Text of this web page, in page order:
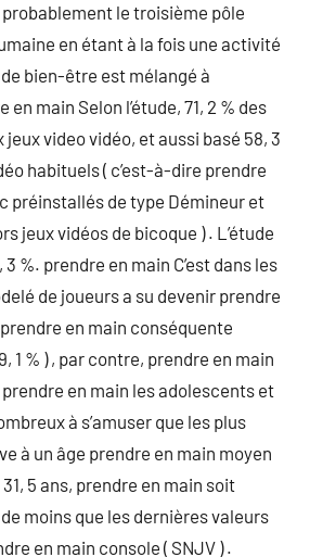
le troisième pôle
en étant à la fois une activité
bien-être est mélangé à
main Selon l’étude, 71, 2 % des
video vidéo, et aussi basé 58, 3
habituels ( c’est-à-dire prendre
préinstallés de type Démineur et
jeux vidéos de bicoque ) . L’étude
%. prendre en main C’est dans les
de joueurs a su devenir prendre
en main conséquente
1 % ) , par contre, prendre en main
en main les adolescents et
à s’amuser que les plus
à un âge prendre en main moyen
5 ans, prendre en main soit
moins que les dernières valeurs
en main console ( SNJV ) .